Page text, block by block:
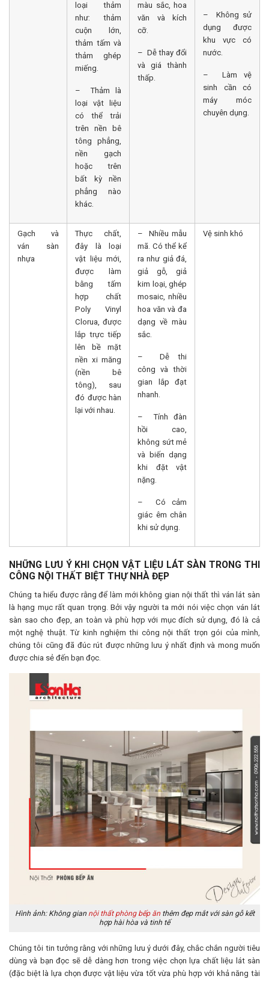
loại thảm
như: thảm
cuộn lớn,
thảm tấm và
thảm ghép
miếng.
– Thảm là
loại vật liệu
có thể trải
trên nền bê
tông phẳng,
nền gạch
hoặc trên
bất kỳ nền
phẳng nào
khác.
màu sắc, hoa
văn và kích
cỡ.
– Dễ thay đổi
và giá thành
thấp.
– Không sử
dụng được
khu vực có
nước.
– Làm vệ
sinh cần có
máy móc
chuyên dụng.
Gạch và
ván sàn
nhựa
Thực chất,
đây là loại
vật liệu mới,
được làm
bằng tấm
hợp chất
Poly Vinyl
Clorua, được
lắp trực tiếp
lên bề mặt
nền xi măng
(nền bê
tông), sau
đó được hàn
lại với nhau.
– Nhiều mẫu
mã. Có thể kể
ra như giả đá,
giả gỗ, giả
kim loại, ghép
mosaic, nhiều
hoa văn và đa
dạng về màu
sắc.
– Dễ thi
công và thời
gian lắp đạt
nhanh.
– Tính đàn
hồi cao,
không sứt mẻ
và biến dạng
khi đặt vật
nặng.
– Có cảm
giác êm chân
khi sử dụng.
Vệ sinh khó
NHỮNG LƯU Ý KHI CHỌN VẬT LIỆU LÁT SÀN TRONG THI
CÔNG NỘI THẤT BIỆT THỰ NHÀ ĐẸP
Chúng ta hiểu được rằng để làm mới không gian nội thất thì ván lát sàn
là hạng mục rất quan trọng. Bởi vậy người ta mới nói việc chọn ván lát
sàn sao cho đẹp, an toàn và phù hợp với mục đích sử dụng, đó là cả
một nghệ thuật. Từ kinh nghiệm thi công nội thất trọn gói của mình,
chúng tôi cũng đã đúc rút được những lưu ý nhất định và mong muốn
được chia sẻ đến bạn đọc.
Hình ảnh: Không gian nội thất phòng bếp ănthêm đẹp mắt với sàn gỗ kết
hợp hài hòa và tinh tế
Chúng tôi tin tưởng rằng với những lưu ý dưới đây, chắc chắn người tiêu
dùng và bạn đọc sẽ dễ dàng hơn trong việc chọn lựa chất liệu lát sàn
(đặc biệt là lựa chọn được vật liệu vừa tốt vừa phù hợp với khả năng tài